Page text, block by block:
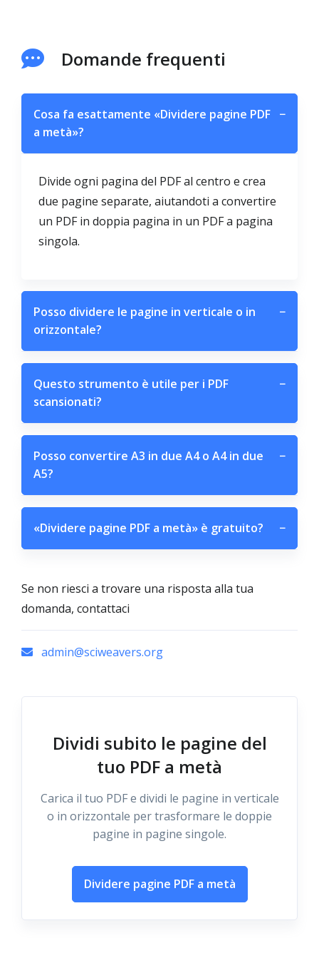
Domande frequenti
Cosa fa esattamente «Dividere pagine PDF
a metà»?
−
Divide ogni pagina del PDF al centro e crea
due pagine separate, aiutandoti a convertire
un PDF in doppia pagina in un PDF a pagina
singola.
Posso dividere le pagine in verticale o in
orizzontale?
−
Questo strumento è utile per i PDF
scansionati?
−
Posso convertire A3 in due A4 o A4 in due
A5?
−
«Dividere pagine PDF a metà» è gratuito? −
Se non riesci a trovare una risposta alla tua
domanda, contattaci
admin@sciweavers.org
Dividi subito le pagine del
tuo PDF a metà
Carica il tuo PDF e dividi le pagine in verticale
o in orizzontale per trasformare le doppie
pagine in pagine singole.
Dividere pagine PDF a metà